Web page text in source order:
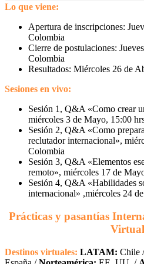
Lo que viene:
Apertura de inscripciones:
Colombia
Cierre de postulaciones:
Colombia
Resultados: Miércoles 26 de
Sesiones en vivo:
Sesión 1, Q&A «Como crear
miércoles 3 de Mayo, 15:00
Sesión 2, Q&A «Como
reclutador internacional»,
Colombia
Sesión 3, Q&A «Elementos
remoto», miércoles 17 de
Sesión 4, Q&A «Habilidades
internacional» ,miércoles 24
Prácticas y pasantías
Destinos virtuales: LATAM: Chile